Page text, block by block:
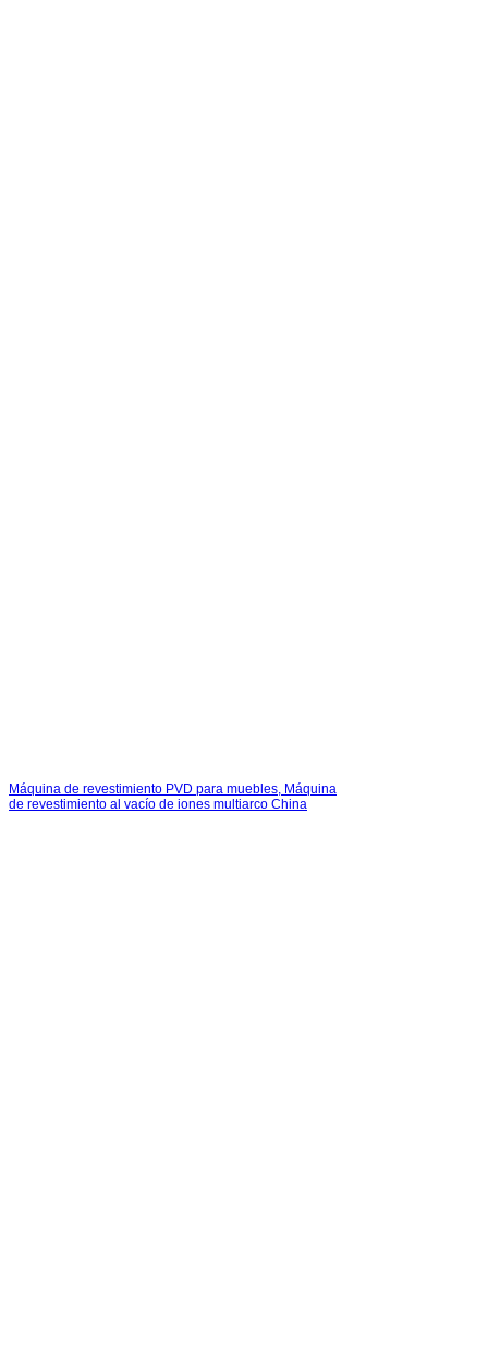
Máquina de revestimiento PVD para muebles, Máquina
de revestimiento al vacío de iones multiarco China